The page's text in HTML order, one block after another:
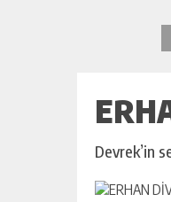
Devrek’in